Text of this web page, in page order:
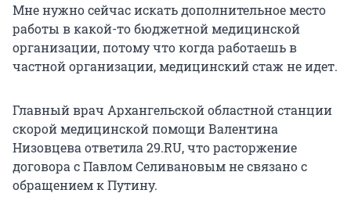
Мне нужно сейчас искать дополнительное место
работы в какой-то бюджетной медицинской
организации, потому что когда работаешь в
частной организации, медицинский стаж не идет.
Главный врач Архангельской областной станции
скорой медицинской помощи Валентина
Низовцева ответила 29.RU, что расторжение
договора с Павлом Селивановым не связано с
обращением к Путину.